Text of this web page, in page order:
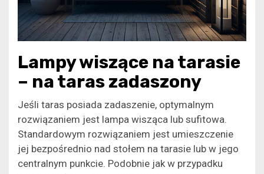
​Lampy wiszące na tarasie
– na taras zadaszony
Jeśli taras posiada zadaszenie, optymalnym
rozwiązaniem jest lampa wisząca lub sufitowa.
Standardowym rozwiązaniem jest umieszczenie
jej bezpośrednio nad stołem na tarasie lub w jego
centralnym punkcie. Podobnie jak w przypadku